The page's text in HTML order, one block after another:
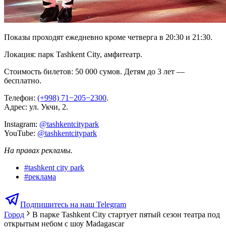
Показы проходят ежедневно кроме четверга в 20:30 и 21:30.
Локация: парк Tashkent City, амфитеатр.
Стоимость билетов: 50 000 сумов. Детям до 3 лет —
бесплатно.
Телефон: (+998) 71−205−2300.
Адрес: ул. Укчи, 2.
Instagram: @tashkentcitypark
YouTube: @tashkentcitypark
На правах рекламы.
#tashkent city park
#реклама
Подпишитесь на наш Telegram
Город
В парке Tashkent City стартует пятый сезон театра под
открытым небом с шоу Madagascar